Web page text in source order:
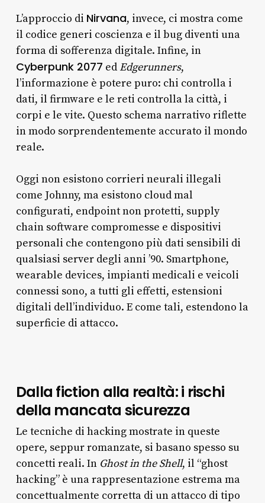
L’approccio di Nirvana, invece, ci mostra come
il codice generi coscienza e il bug diventi una
forma di sofferenza digitale. Infine, in
Cyberpunk 2077 ed Edgerunners,
l’informazione è potere puro: chi controlla i
dati, il firmware e le reti controlla la città, i
corpi e le vite. Questo schema narrativo riflette
in modo sorprendentemente accurato il mondo
reale.
Oggi non esistono corrieri neurali illegali
come Johnny, ma esistono cloud mal
configurati, endpoint non protetti, supply
chain software compromesse e dispositivi
personali che contengono più dati sensibili di
qualsiasi server degli anni ’90. Smartphone,
wearable devices, impianti medicali e veicoli
connessi sono, a tutti gli effetti, estensioni
digitali dell’individuo. E come tali, estendono la
superficie di attacco.
Dalla fiction alla realtà: i rischi
della mancata sicurezza
Le tecniche di hacking mostrate in queste
opere, seppur romanzate, si basano spesso su
concetti reali. In Ghost in the Shell, il “ghost
hacking” è una rappresentazione estrema ma
concettualmente corretta di un attacco di tipo